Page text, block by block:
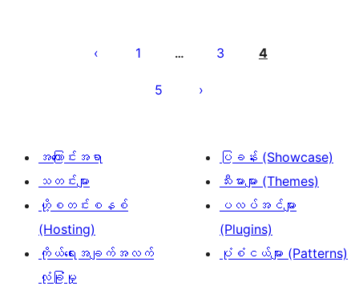
1 … 3 4
5
အကြောင်းအရာ
သတင်းများ
ဟို့စတင်းစနစ်
(Hosting)
ကိုယ်ရေးအချက်အလက်
လုံခြုံမှု
ပြခန်း (Showcase)
သီးမားများ (Themes)
ပလပ်အင်များ
(Plugins)
ပုံစံငယ်များ (Patterns)